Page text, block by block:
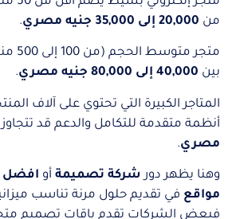
من 20,000 إلى 35,000 جنيه مصري .
متجر
بين 40,000 إلى 80,000 جنيه مصري .
المتاجر الكبيرة التي تحتوي على آلاف
أنظمة متقدمة للتكامل والدعم قد تتجاوز
مصري.
وهنا يظهر دور شركة تصميمة أو افضل
مواقع في تقديم حلول مرنة تناسب
فبعض الشركات تقدم باقات تصميم متجر